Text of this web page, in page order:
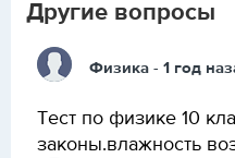
Другие вопросы
Физика - 1 год
Тест по физике 10
законы.влажность